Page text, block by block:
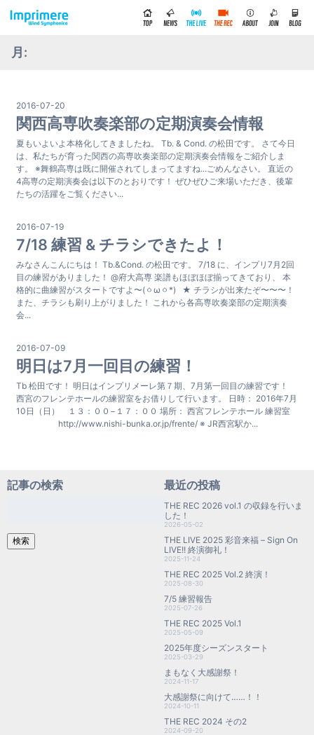
月:
2016-07-20
関西高専吹奏楽部の定期演奏会情報
夏もいよいよ本格化してきましたね。 Tb. & Cond. の松田です。 さて今日
は、私たちが育った関西の高専吹奏楽部の定期演奏会情報をご紹介しま
す。 ※舞鶴高専は既に開催されてしまってますね...ごめんなさい。 直近の
4高専の定期演奏会は以下のとおりです！ ぜひぜひご来場いただき、後輩
たちの活躍をご覧ください...
2016-07-19
7/18 練習 & チラシできたよ！
みなさんこんにちは！ Tb.&Cond. の松田です。 7/18 に、インプリ7月2回
目の練習がありました！ @府大高専 楽譜もほぼほぼ揃ってきており、 本
格的に曲練習がスタートですよ〜(ㆁωㆁ*) ★ チラシが出来たぞ〜〜〜！
また、チラシも刷り上がりました！ これから各高専吹奏楽部の定期演奏
会...
2016-07-09
明日は7月一回目の練習！
Tb 松田です！ 明日はインプリメーレ第７期、7月第一回目の練習です！
西宮のフレンテホールの練習室をお借りして行います。 日時： 2016年7月
10日（日） １３：００−１７：００ 場所： 西宮フレンテホール 練習室
http://www.nishi-bunka.or.jp/frente/ ※ JR西宮駅か...
記事の検索
検索
最近の投稿
THE REC 2026 vol.1 の収録を行いま
した！
2026-05-02
THE LIVE 2025 彩音来福 – Sign On
LIVE!! 終演御礼！
2025-11-24
THE REC 2025 Vol.2 終演！
2025-08-30
7/5 練習報告
2025-07-26
THE REC 2025 Vol.1
2025-05-09
2025年度シーズンスタート
2025-03-29
まもなく大感謝祭！
2024-11-17
大感謝祭に向けて……！！
2024-10-11
THE REC 2024 その2
2024-09-20